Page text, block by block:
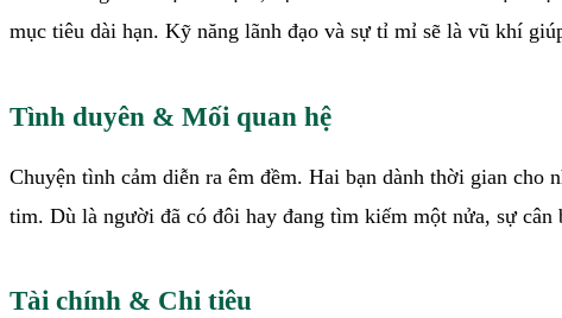
mục tiêu dài hạn. Kỹ năng lãnh đạo và sự tỉ mỉ sẽ là vũ khí
Tình duyên & Mối quan hệ
Chuyện tình cảm diễn ra êm đềm. Hai bạn dành thời gian
tim. Dù là người đã có đôi hay đang tìm kiếm một nửa, sự cân
Tài chính & Chi tiêu